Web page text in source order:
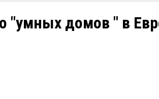
"умных домов " в